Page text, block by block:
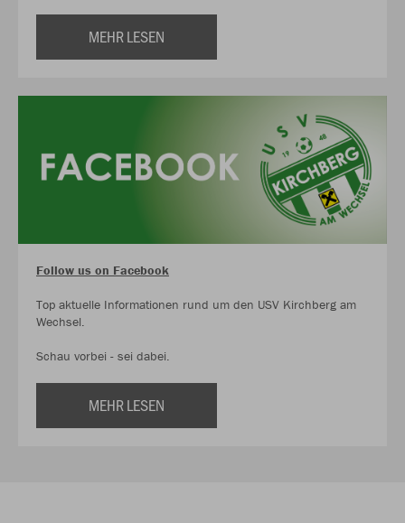
MEHR LESEN
Follow us on Facebook
Top aktuelle Informationen rund um den USV Kirchberg am
Wechsel.
Schau vorbei - sei dabei.
MEHR LESEN